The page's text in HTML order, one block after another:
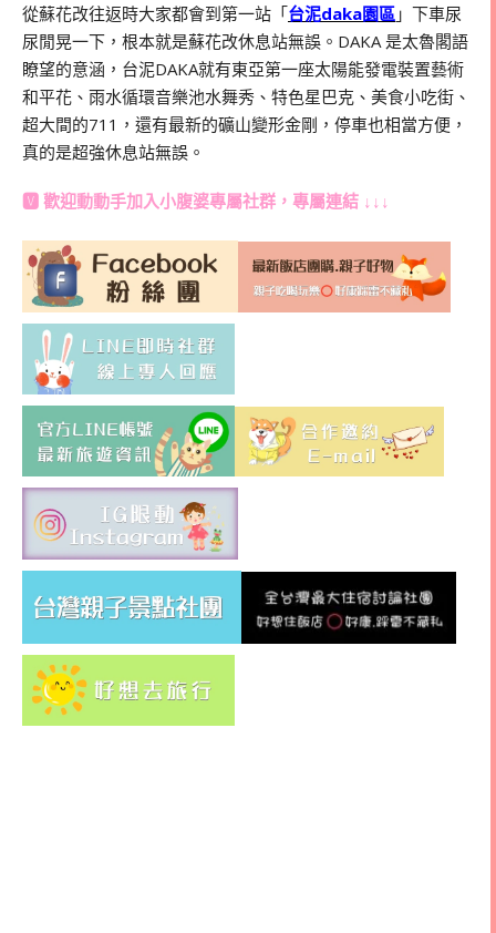
從蘇花改往返時大家都會到第一站「台泥daka園區 」下車尿
尿閒晃一下，根本就是蘇花改休息站無誤。DAKA 是太魯閣語
瞭望的意涵，台泥DAKA就有東亞第一座太陽能發電裝置藝術
和平花、雨水循環音樂池水舞秀、特色星巴克、美食小吃街、
超大間的711，還有最新的礦山變形金剛，停車也相當方便，
真的是超強休息站無誤。
🆅 歡迎動動手加入小腹婆專屬社群 ，專屬連結 ↓↓↓